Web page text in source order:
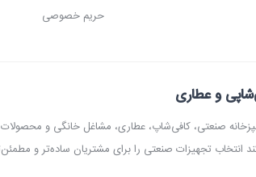
حریم خصوصی
و عطاری
صنعتی، کافی‌شاپ، عطاری، مشاغل خانگی و